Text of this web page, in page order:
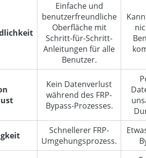
Einfache und
benutzerfreundliche
Oberfläche mit
Schritt-für-Schritt-
Anleitungen für alle
Benutzer.
Kein Datenverlust
während des FRP-
Bypass-Prozesses.
Schnellerer FRP-
Umgehungsprozess.